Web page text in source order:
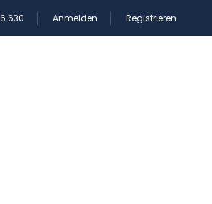
630 Anmelden Registrieren